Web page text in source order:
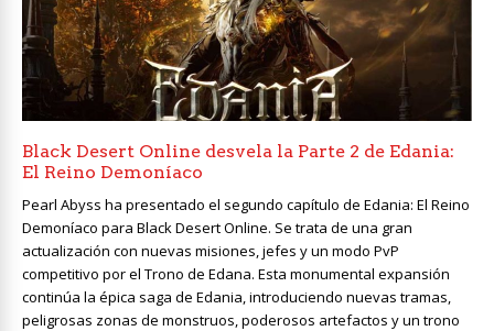
Black Desert Online desvela la Parte 2 de Edania:
El Reino Demoníaco
Pearl Abyss ha presentado el segundo capítulo de Edania: El Reino
Demoníaco para Black Desert Online. Se trata de una gran
actualización con nuevas misiones, jefes y un modo PvP
competitivo por el Trono de Edana. Esta monumental expansión
continúa la épica saga de Edania, introduciendo nuevas tramas,
peligrosas zonas de monstruos, poderosos artefactos y un trono